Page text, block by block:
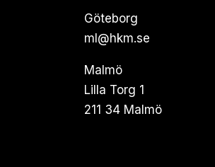
Göteborg
ml@hkm.se
Malmö
Lilla Torg 1
211 34 Malmö